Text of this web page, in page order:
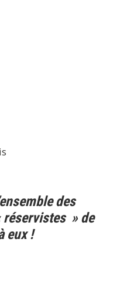
des
réservistes » de
eux !